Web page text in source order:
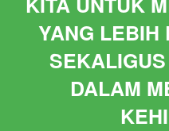
YANG LEBIH
DALAM